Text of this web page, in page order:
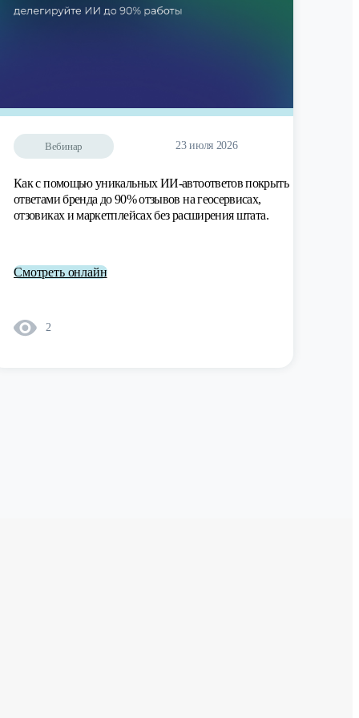
Вебинар 23 июля 2026
Как с помощью уникальных ИИ-автоответов покрыть
ответами бренда до 90% отзывов на геосервисах,
отзовиках и маркетплейсах без расширения штата.
Смотреть онлайн
2